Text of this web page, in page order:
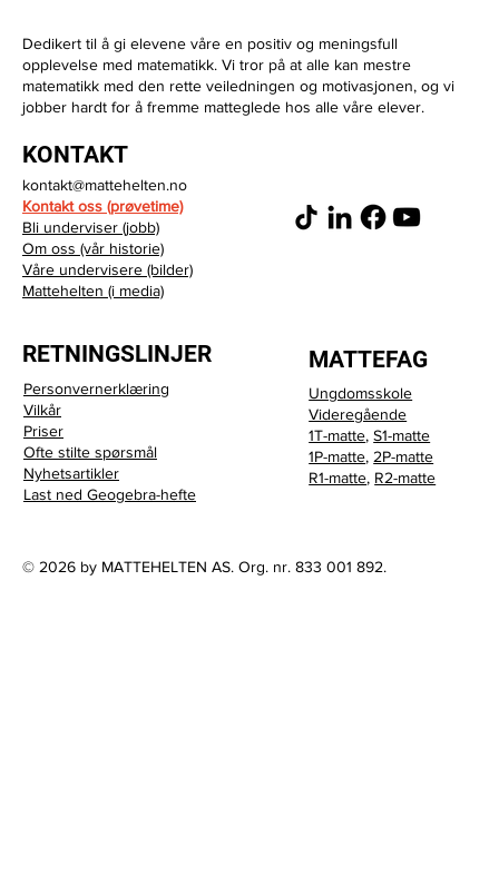
Hvorfor får Mattehelten så gode
tilbakemeldinger?
Dedikert til å gi elevene våre en positiv og meningsfull
opplevelse med matematikk. Vi tror på at alle kan mestre
matematikk med den rette veiledningen og motivasjonen, og vi
jobber hardt for å fremme matteglede hos alle våre elever.
KONTAKT
kontakt@mattehelten.no
Kontakt oss (prøvetime)
Bli underviser (jobb)
Om oss (vår historie)
Våre undervisere (bilder)
Mattehelten (i media)
RETNINGSLINJER
Personvernerklæring
Vilkår
Priser
Ofte stilte spørsmål
Nyhetsartikler
Last ned Geogebra-hefte
© 2026 by MATTEHELTEN AS. Org. nr. 833 001 892.
MATTEFAG
Ungdomsskole
Videregående
1T-matte,S1-matte
1P-matte, 2P-matte
R1-matte, R2-matte